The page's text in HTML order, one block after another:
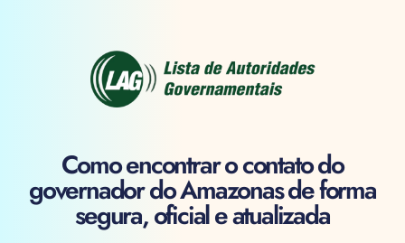
Como encontrar o contato do
governador do Amazonas de forma
segura, oficial e atualizada